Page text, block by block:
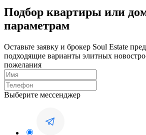
Подбор квартиры или
параметрам
Оставьте заявку и брокер Soul Estate
подходящие варианты элитных
пожелания
Выберите мессенджер